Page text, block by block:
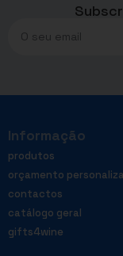
Informação
produtos
orçamento
contactos
catálogo geral
gifts4wine